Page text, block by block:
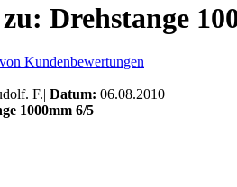
Drehstange
Kundenbewertungen
F.| Datum: 06.08.2010
1000mm 6/5